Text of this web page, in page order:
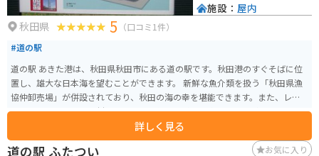
秋田県 5 （口コミ1件）
#道の駅
道の駅 あきた港は、秋田県秋田市にある道の駅です。秋田港のすぐそばに位
置し、雄大な日本海を望むことができます。 新鮮な魚介類を扱う「秋田県漁
協仲卸売場」が併設されており、秋田の海の幸を堪能できます。また、レス
トランでは、地元の食材をふんだんに使った料理を楽しむことができます。
おすすめは、秋田名物のハタハタを使った「ハタハタ丼」です。 バイクで訪
れる際は、道の駅の駐車場にバイク専用のスペースがあります。周辺は交通
詳しく見る
施設： 屋内
道の駅 ふたつい お気に入り